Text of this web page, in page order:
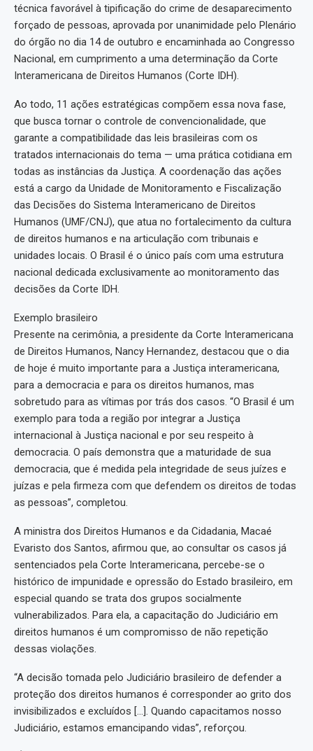
técnica favorável à tipificação do crime de desaparecimento
forçado de pessoas, aprovada por unanimidade pelo Plenário
do órgão no dia 14 de outubro e encaminhada ao Congresso
Nacional, em cumprimento a uma determinação da Corte
Interamericana de Direitos Humanos (Corte IDH).
Ao todo, 11 ações estratégicas compõem essa nova fase,
que busca tornar o controle de convencionalidade, que
garante a compatibilidade das leis brasileiras com os
tratados internacionais do tema — uma prática cotidiana em
todas as instâncias da Justiça. A coordenação das ações
está a cargo da Unidade de Monitoramento e Fiscalização
das Decisões do Sistema Interamericano de Direitos
Humanos (UMF/CNJ), que atua no fortalecimento da cultura
de direitos humanos e na articulação com tribunais e
unidades locais. O Brasil é o único país com uma estrutura
nacional dedicada exclusivamente ao monitoramento das
decisões da Corte IDH.
Exemplo brasileiro
Presente na cerimônia, a presidente da Corte Interamericana
de Direitos Humanos, Nancy Hernandez, destacou que o dia
de hoje é muito importante para a Justiça interamericana,
para a democracia e para os direitos humanos, mas
sobretudo para as vítimas por trás dos casos. “O Brasil é um
exemplo para toda a região por integrar a Justiça
internacional à Justiça nacional e por seu respeito à
democracia. O país demonstra que a maturidade de sua
democracia, que é medida pela integridade de seus juízes e
juízas e pela firmeza com que defendem os direitos de todas
as pessoas”, completou.
A ministra dos Direitos Humanos e da Cidadania, Macaé
Evaristo dos Santos, afirmou que, ao consultar os casos já
sentenciados pela Corte Interamericana, percebe-se o
histórico de impunidade e opressão do Estado brasileiro, em
especial quando se trata dos grupos socialmente
vulnerabilizados. Para ela, a capacitação do Judiciário em
direitos humanos é um compromisso de não repetição
dessas violações.
“A decisão tomada pelo Judiciário brasileiro de defender a
proteção dos direitos humanos é corresponder ao grito dos
invisibilizados e excluídos […]. Quando capacitamos nosso
Judiciário, estamos emancipando vidas”, reforçou.